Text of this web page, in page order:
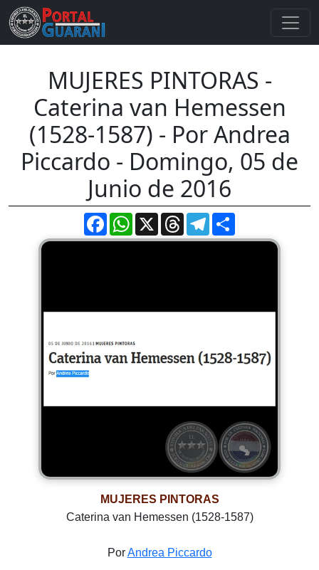
MUJERES PINTORAS -
Caterina van Hemessen
(1528-1587) - Por Andrea
Piccardo - Domingo, 05 de
Junio de 2016
FacebookWhatsApp
X ThreadsTelegram
MUJERES PINTORAS
Caterina van Hemessen (1528-1587)
PorAndrea Piccardo